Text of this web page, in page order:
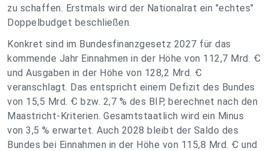
zu schaffen. Erstmals wird der Nationalrat ein "echtes"
Doppelbudget beschließen.
Konkret sind im Bundesfinanzgesetz 2027 für das
kommende Jahr Einnahmen in der Höhe von 112,7 Mrd. Ꞓ
und Ausgaben in der Höhe von 128,2 Mrd. Ꞓ
veranschlagt. Das entspricht einem Defizit des Bundes
von 15,5 Mrd. Ꞓ bzw. 2,7 % des BIP, berechnet nach den
Maastricht-Kriterien. Gesamtstaatlich wird ein Minus
von 3,5 % erwartet. Auch 2028 bleibt der Saldo des
Bundes bei Einnahmen in der Höhe von 115,8 Mrd. Ꞓ und